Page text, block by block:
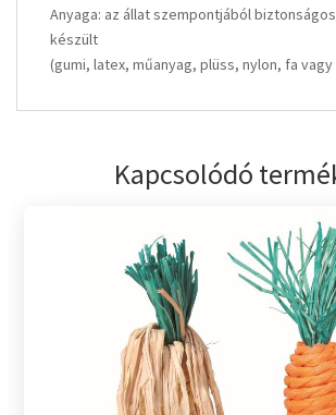
Anyaga: az állat szempontjából
készült
(gumi, latex, műanyag, plüss, nylon, fa vagy
Kapcsolódó